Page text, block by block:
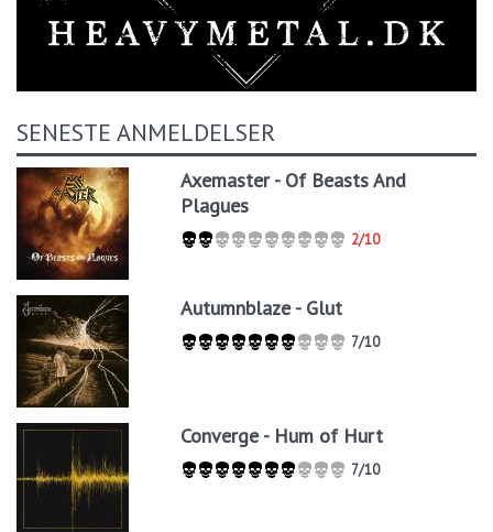
SENESTE ANMELDELSER
Axemaster - Of Beasts And
Plagues
2/10
Autumnblaze - Glut
7/10
Converge - Hum of Hurt
7/10